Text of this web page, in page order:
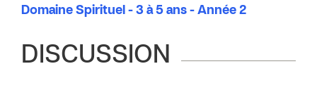
Domaine Spirituel - 3 à 5 ans - Année 2
DISCUSSION